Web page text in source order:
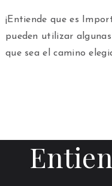
¡Entiende que es
pueden utilizar
que sea el camino